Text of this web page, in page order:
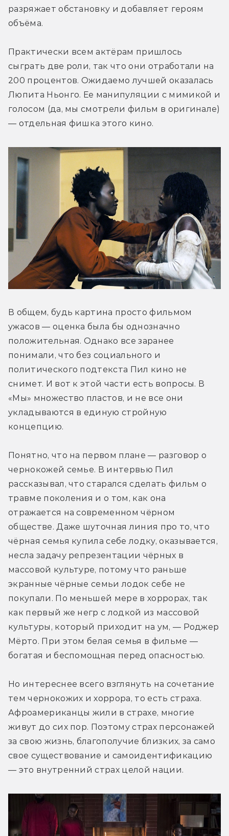
разряжает обстановку и добавляет героям
объёма.
Практически всем актёрам пришлось
сыграть две роли, так что они отработали на
200 процентов. Ожидаемо лучшей оказалась
Люпита Ньонго. Ее манипуляции с мимикой и
голосом (да, мы смотрели фильм в оригинале)
— отдельная фишка этого кино.
В общем, будь картина просто фильмом
ужасов — оценка была бы однозначно
положительная. Однако все заранее
понимали, что без социального и
политического подтекста Пил кино не
снимет. И вот к этой части есть вопросы. В
«Мы» множество пластов, и не все они
укладываются в единую стройную
концепцию.
Понятно, что на первом плане — разговор о
чернокожей семье. В интервью Пил
рассказывал, что старался сделать фильм о
травме поколения и о том, как она
отражается на современном чёрном
обществе. Даже шуточная линия про то, что
чёрная семья купила себе лодку, оказывается,
несла задачу репрезентации чёрных в
массовой культуре, потому что раньше
экранные чёрные семьи лодок себе не
покупали. По меньшей мере в хоррорах, так
как первый же негр с лодкой из массовой
культуры, который приходит на ум, — Роджер
Мёрто. При этом белая семья в фильме —
богатая и беспомощная перед опасностью.
Но интереснее всего взглянуть на сочетание
тем чернокожих и хоррора, то есть страха.
Афроамериканцы жили в страхе, многие
живут до сих пор. Поэтому страх персонажей
за свою жизнь, благополучие близких, за само
свое существование и самоидентификацию
— это внутренний страх целой нации.